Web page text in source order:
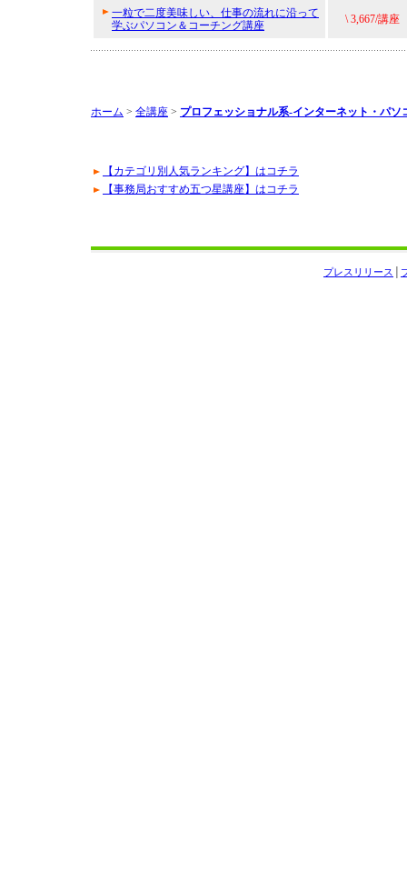
一粒で二度美味しい、仕事の流れに沿って
学ぶパソコン＆コーチング講座
\ 3,667/講座
ホーム > 全講座 > プロフェッショナル系-インターネット・パソ
【カテゴリ別人気ランキング】はコチラ
【事務局おすすめ五つ星講座】はコチラ
プレスリリース